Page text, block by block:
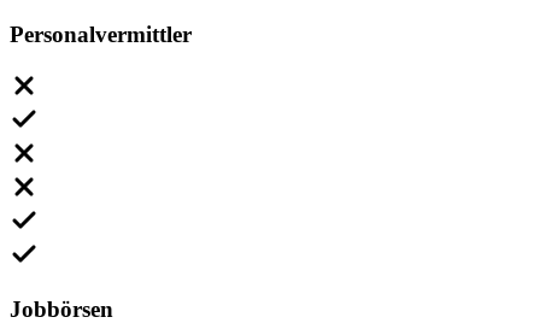
Personalvermittler
Jobbörsen